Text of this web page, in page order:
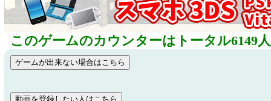
このゲームのカウンターはトータル6149